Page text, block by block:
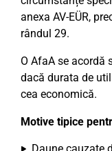
anexa AV-EÜR,
rândul 29.
O AfaA se acordă
dacă durata de
cea economică.
Motive tipice